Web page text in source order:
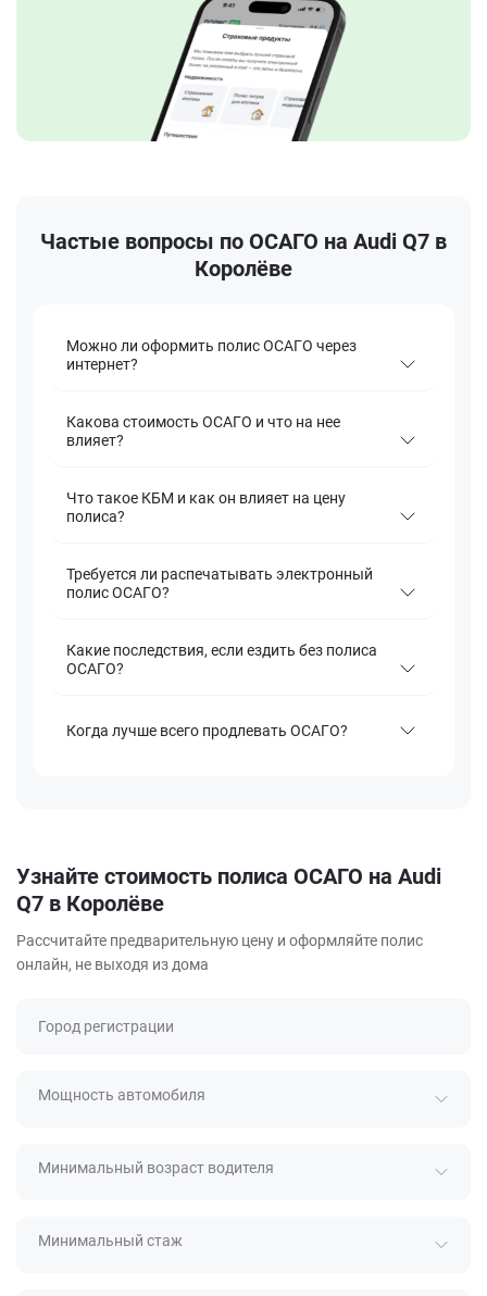
Частые вопросы по ОСАГО на Audi Q7 в
Королёве
Можно ли оформить полис ОСАГО через
интернет?
Какова стоимость ОСАГО и что на нее
влияет?
Что такое КБМ и как он влияет на цену
полиса?
Требуется ли распечатывать электронный
полис ОСАГО?
Какие последствия, если ездить без полиса
ОСАГО?
Когда лучше всего продлевать ОСАГО?
Узнайте стоимость полиса ОСАГО на Audi
Q7 в Королёве
Рассчитайте предварительную цену и оформляйте полис
онлайн, не выходя из дома
Город регистрации
Мощность автомобиля
Минимальный возраст водителя
Минимальный стаж